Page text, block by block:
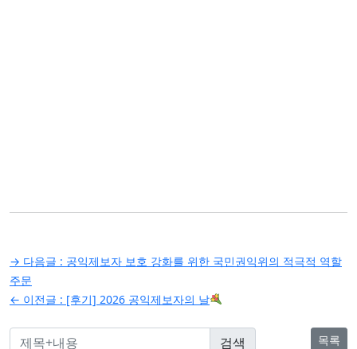
글
탐
색
→ 다음글 : 공익제보자 보호 강화를 위한 국민권익위의 적극적 역할
주문
← 이전글 : [후기] 2026 공익제보자의 날
목록